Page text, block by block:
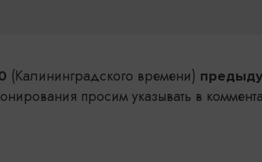
(Калининградского времени)
просим указывать в